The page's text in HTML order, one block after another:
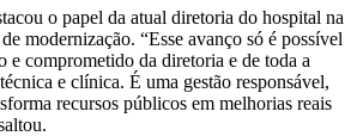
o papel da atual diretoria do hospital na
modernização. “Esse avanço só é possível
e comprometido da diretoria e de toda a
e clínica. É uma gestão responsável,
recursos públicos em melhorias reais